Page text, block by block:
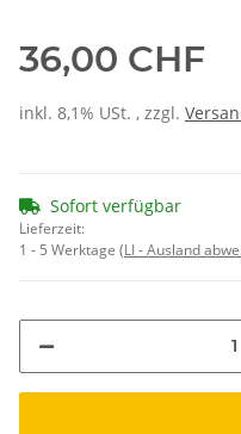
36,00 CHF
inkl. 8,1% USt. , zzgl.
Sofort verfügbar
Lieferzeit:
1 - 5 Werktage (LI - Ausland